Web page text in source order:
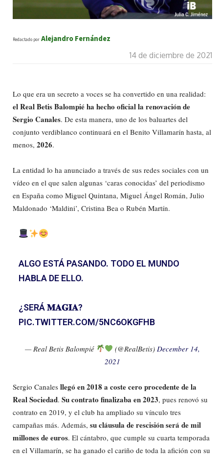
Redactado por Alejandro Fernández
14 de diciembre de 2021
Lo que era un secreto a voces se ha convertido en una realidad:
el Real Betis Balompié ha hecho oficial la renovación de
Sergio Canales. De esta manera, uno de los baluartes del
conjunto verdiblanco continuará en el Benito Villamarín hasta, al
menos, 2026.
La entidad lo ha anunciado a través de sus redes sociales con un
vídeo en el que salen algunas ‘caras conocidas’ del periodismo
en España como Miguel Quintana, Miguel Ángel Román, Julio
Maldonado ‘Maldini’, Cristina Bea o Rubén Martín.
ALGO ESTÁ PASANDO. TODO EL MUNDO
HABLA DE ELLO.
¿SERÁ 𝐌𝐀𝐆𝐈𝐀?
PIC.TWITTER.COM/5NC6OKGFHB
— Real Betis Balompié (@RealBetis) December 14,
2021
Sergio Canales llegó en 2018 a coste cero procedente de la
Real Sociedad. Su contrato finalizaba en 2023, pues renovó su
contrato en 2019, y el club ha ampliado su vínculo tres
campañas más. Además, su cláusula de rescisión será de mil
millones de euros. El cántabro, que cumple su cuarta temporada
en el Villamarín, se ha ganado el cariño de toda la afición con su